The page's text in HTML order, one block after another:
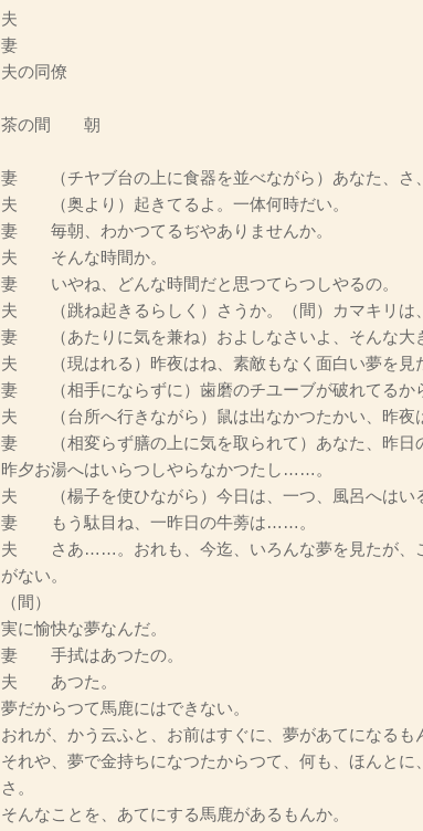
夫
妻
夫の同僚
茶の間 朝
妻 （チヤブ台の上に食器を並べながら）あなた、さ
夫 （奥より）起きてるよ。一体何時だい。
妻 毎朝、わかつてるぢやありませんか。
夫 そんな時間か。
妻 いやね、どんな時間だと思つてらつしやるの。
夫 （跳ね起きるらしく）さうか。（間）カマキリは
妻 （あたりに気を兼ね）およしなさいよ、そんな
夫 （現はれる）昨夜はね、素敵もなく面白い夢を見
妻 （相手にならずに）歯磨のチユーブが破れてるか
夫 （台所へ行きながら）鼠は出なかつたかい、昨夜
妻 （相変らず膳の上に気を取られて）あなた、昨日
昨夕お湯へはいらつしやらなかつたし……。
夫 （楊子を使ひながら）今日は、一つ、風呂へはい
妻 もう駄目ね、一昨日の牛蒡は……。
夫 さあ……。おれも、今迄、いろんな夢を見たが、こ
がない。
（間）
実に愉快な夢なんだ。
妻 手拭はあつたの。
夫 あつた。
夢だからつて馬鹿にはできない。
おれが、かう云ふと、お前はすぐに、夢があてになるも
それや、夢で金持ちになつたからつて、何も、ほんと
さ。
そんなことを、あてにする馬鹿があるもんか。